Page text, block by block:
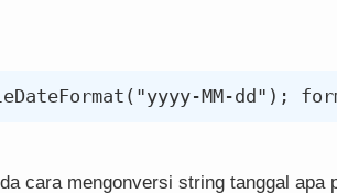
cara mengonversi string tanggal apa